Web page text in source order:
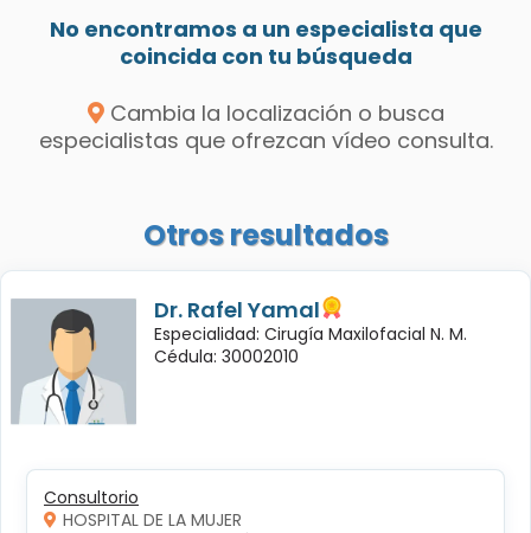
No encontramos a un especialista que
coincida con tu búsqueda
Cambia la localización o busca
especialistas que ofrezcan vídeo consulta.
Otros resultados
Dr. Rafel Yamal
Especialidad: Cirugía Maxilofacial N. M.
Cédula: 30002010
Consultorio
HOSPITAL DE LA MUJER